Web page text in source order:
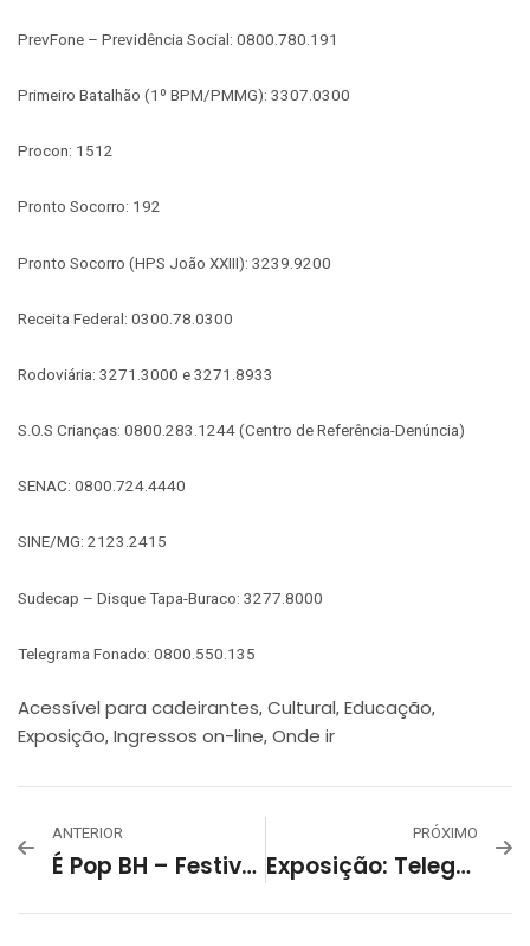
PrevFone – Previdência Social: 0800.780.191
Primeiro Batalhão (1º BPM/PMMG): 3307.0300
Procon: 1512
Pronto Socorro: 192
Pronto Socorro (HPS João XXIII): 3239.9200
Receita Federal: 0300.78.0300
Rodoviária: 3271.3000 e 3271.8933
S.O.S Crianças: 0800.283.1244 (Centro de Referência-Denúncia)
SENAC: 0800.724.4440
SINE/MG: 2123.2415
Sudecap – Disque Tapa-Buraco: 3277.8000
Telegrama Fonado: 0800.550.135
Acessível para cadeirantes, Cultural, Educação,
Exposição, Ingressos on-line, Onde ir
ANTERIOR
É Pop BH – Festival De Música Autoral
PRÓXIMO
Exposição: Telegarrafas